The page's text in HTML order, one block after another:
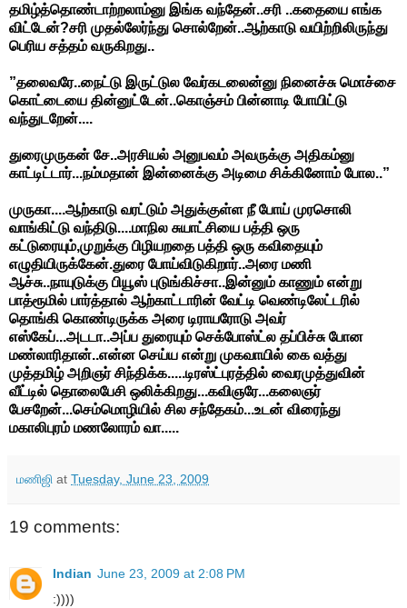
தமிழ்த்தொண்டாற்றலாம்னு இங்க வந்தேன்..சரி ..கதையை எங்க
விட்டேன்?சரி முதல்லேர்ந்து சொல்றேன்..ஆற்காடு வயிற்றிலிருந்து
பெரிய சத்தம் வருகிறது..
”தலைவரே..நைட்டு இருட்டுல வேர்கடலைன்னு நினைச்சு மொச்சை
கொட்டையை தின்னுட்டேன்..கொஞ்சம் பின்னாடி போயிட்டு
வந்துடறேன்....
துரைமுருகன் சே..அரசியல் அனுபவம் அவருக்கு அதிகம்னு
காட்டிட்டார்...நம்மதான் இன்னைக்கு அடிமை சிக்கினோம் போல..”
முருகா....ஆற்காடு வரட்டும் அதுக்குள்ள நீ போய் முரசொலி
வாங்கிட்டு வந்திடு....மாநில சுயாட்சியை பத்தி ஒரு
கட்டுரையும்,முறுக்கு பிழியறதை பத்தி ஒரு கவிதையும்
எழுதியிருக்கேன்.துரை போய்விடுகிறார்..அரை மணி
ஆச்சு..நாயுடுக்கு பியூஸ் புடுங்கிச்சா..இன்னும் காணும் என்று
பாத்ரூமில் பார்த்தால் ஆற்காட்டாரின் வேட்டி வெண்டிலேட்டரில்
தொங்கி கொண்டிருக்க அரை டிராயரோடு அவர்
எஸ்கேப்...அடடா..அப்ப துரையும் செக்போஸ்ட்ல தப்பிச்சு போன
மண்லாரிதான்..என்ன செய்ய என்று முகவாயில் கை வத்து
முத்தமிழ் அறிஞர் சிந்திக்க.....டிரஸ்ட்புரத்தில் வைரமுத்துவின்
வீட்டில் தொலைபேசி ஒலிக்கிறது...கவிஞரே...கலைஞர்
பேசறேன்...செம்மொழியில் சில சந்தேகம்...உடன் விரைந்து
மகாலிபுரம் மணலோரம் வா.....
மணிஜி at Tuesday, June 23, 2009
19 comments:
Indian June 23, 2009 at 2:08 PM
:))))